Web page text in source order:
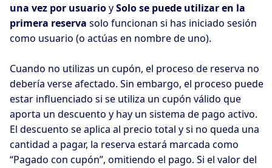
una vez por usuarioySolo se puede utilizar en la
primera reserva solo funcionan si has iniciado sesión
como usuario (o actúas en nombre de uno).
Cuando no utilizas un cupón, el proceso de reserva no
debería verse afectado. Sin embargo, el proceso puede
estar influenciado si se utiliza un cupón válido que
aporta un descuento y hay un sistema de pago activo.
El descuento se aplica al precio total y si no queda una
cantidad a pagar, la reserva estará marcada como
“Pagado con cupón”, omitiendo el pago. Si el valor del